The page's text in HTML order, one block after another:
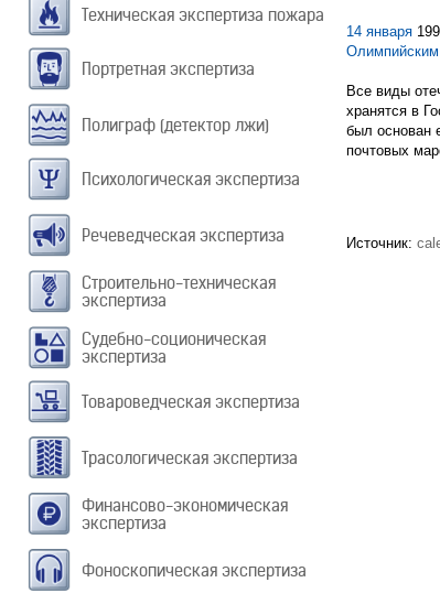
Техническая экспертиза пожара
Портретная экспертиза
Полиграф (детектор лжи)
Психологическая экспертиза
Речеведческая экспертиза
Строительно-техническая
экспертиза
Судебно-соционическая
экспертиза
Товароведческая экспертиза
Трасологическая экспертиза
Финансово-экономическая
экспертиза
Фоноскопическая экспертиза
14 января
Все виды
хранятся в
был основан
почтовых
Источник: